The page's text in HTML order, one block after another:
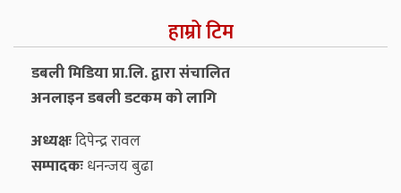
हाम्रो टिम
डबली मिडिया प्रा.लि. द्वारा संचालित
अनलाइन डबली डटकम को लागि
अध्यक्षःदिपेन्द्र रावल
सम्पादकःधनन्‍जय बुढा